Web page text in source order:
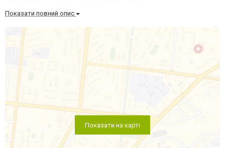
Показати повний опис
Показати на карті